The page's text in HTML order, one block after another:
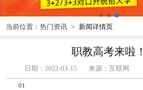
当前位置： 热门资讯 > 新闻详情页
职教高考来啦！
日期：2022-03-15 来源：互联网
01